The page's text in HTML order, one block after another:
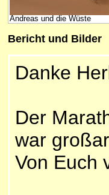
Andreas und die Wüste
Bericht und Bilder
Danke
Der
war
Von Euch